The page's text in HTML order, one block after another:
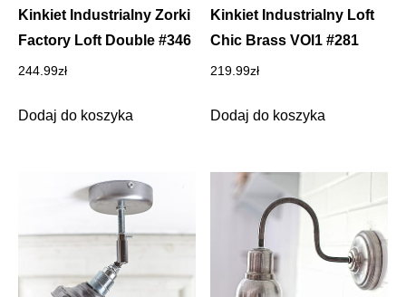
Kinkiet Industrialny Zorki
Factory Loft Double #346
244.99zł
Dodaj do koszyka
Kinkiet Industrialny Loft
Chic Brass VOl1 #281
219.99zł
Dodaj do koszyka